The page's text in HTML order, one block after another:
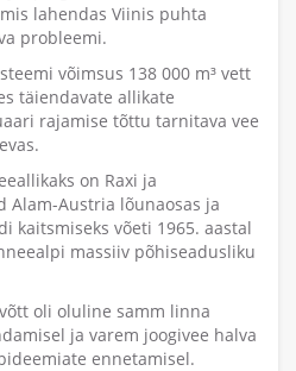
lahendas Viinis puhta
probleemi.
võimsus 138 000 m³ vett
täiendavate allikate
rajamise tõttu tarnitava vee
on Raxi ja
Alam-Austria lõunaosas ja
kaitsmiseks võeti 1965. aastal
massiiv põhiseadusliku
oli oluline samm linna
ja varem joogivee halva
ennetamisel.